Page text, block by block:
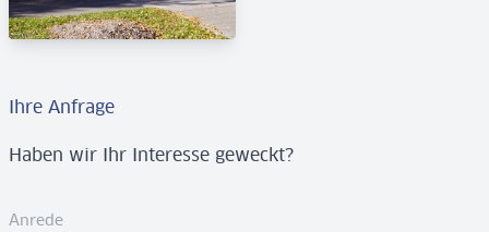
Ihre Anfrage
Haben wir Ihr Interesse geweckt?
Anrede